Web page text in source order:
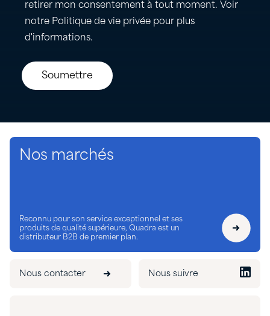
Nos marchés
Reconnu pour son service exceptionnel et ses
produits de qualité supérieure, Quadra est un
distributeur B2B de premier plan.
Nous contacter Nous suivre